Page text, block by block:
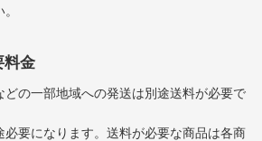
料金
の一部地域への発送は別途送料が必要で
要になります。送料が必要な商品は各商